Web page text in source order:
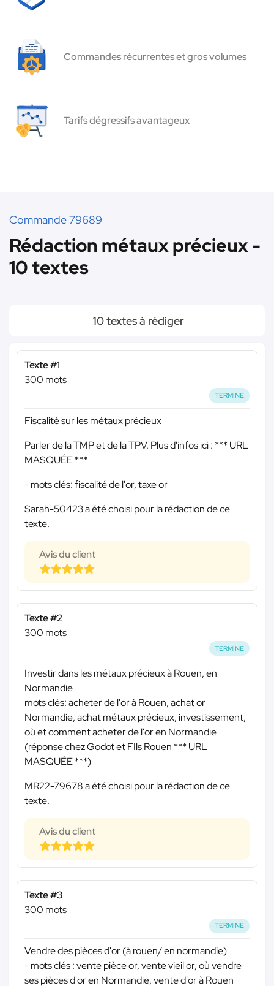
Commandes récurrentes et gros volumes
Tarifs dégressifs avantageux
Commande 79689
Rédaction métaux précieux -
10 textes
10 textes à rédiger
Texte #1
300 mots
TERMINÉ
Fiscalité sur les métaux précieux
Parler de la TMP et de la TPV. Plus d'infos ici : *** URL
MASQUÉE ***
- mots clés: fiscalité de l'or, taxe or
Sarah-50423 a été choisi pour la rédaction de ce
texte.
Avis du client
Texte #2
300 mots
TERMINÉ
Investir dans les métaux précieux à Rouen, en
Normandie
mots clés: acheter de l'or à Rouen, achat or
Normandie, achat métaux précieux, investissement,
où et comment acheter de l'or en Normandie
(réponse chez Godot et FIls Rouen *** URL
MASQUÉE ***)
MR22-79678 a été choisi pour la rédaction de ce
texte.
Avis du client
Texte #3
300 mots
TERMINÉ
Vendre des pièces d'or (à rouen/ en normandie)
- mots clés : vente pièce or, vente vieil or, où vendre
ses pièces d'or en Normandie, vente d'or à Rouen